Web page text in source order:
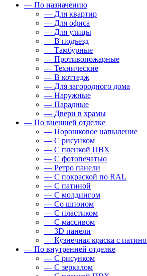
— По назначению
— Для квартир
— Для офиса
— Для улицы
— В подъезд
— Тамбурные
— Противопожарные
— Технические
— В коттедж
— Для загородного дома
— Наружные
— Парадные
— Двери в храмы
— По внешней отделке
— Порошковое напыление
— С рисунком
— С пленкой ПВХ
— С фотопечатью
— Ретро панели
— С покраской по RAL
— С патиной
— С молдингом
— Со шпоном
— С пластиком
— С массивом
— 3D панели
— Кузнечная краска с
— По внутренней отделке
— С рисунком
— С зеркалом